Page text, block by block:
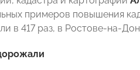
примеров повышения
в 417 раз, в Ростове-на-